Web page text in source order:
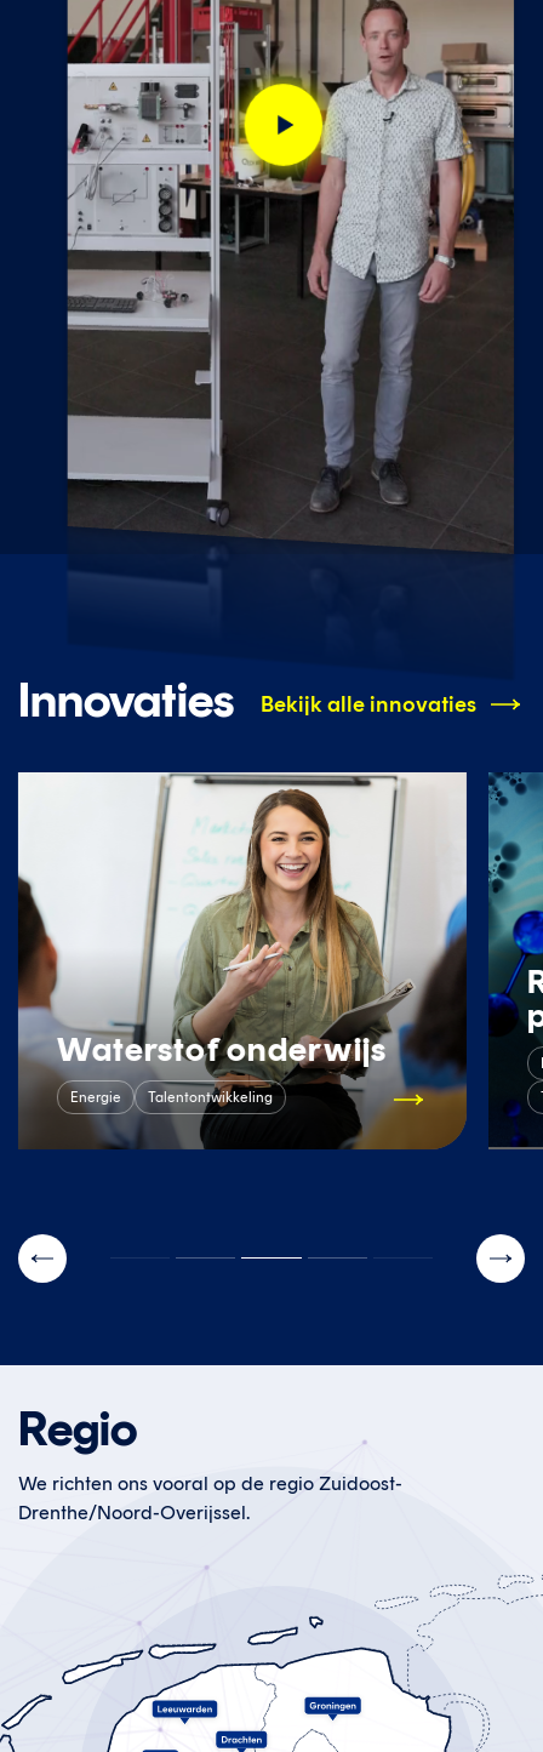
Play
video
Innovaties Bekijk alle innovaties
Waterstof onderwijs
Energie Talentontwikkeling
Regio
We richten ons vooral op de regio Zuidoost-
Drenthe/Noord-Overijssel.